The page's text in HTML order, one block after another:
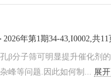
2026年第1期34-43,I0002,共11
β分子筛可明显提升催化剂
峰等问题.因此如何制... 展